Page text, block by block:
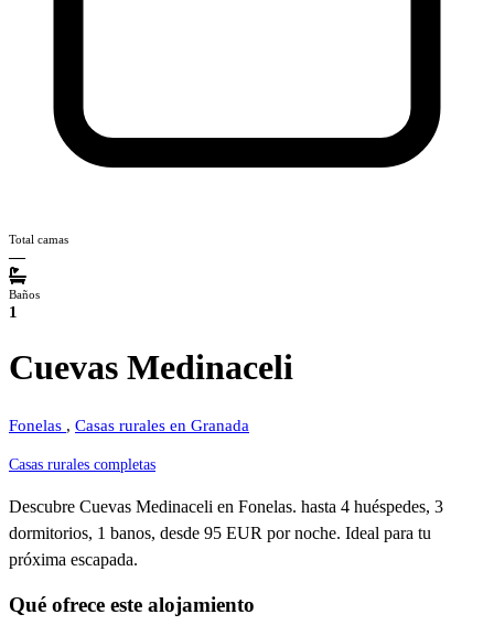
Total camas
—
Baños
1
Cuevas Medinaceli
Fonelas , Casas rurales en Granada
Casas rurales completas
Descubre Cuevas Medinaceli en Fonelas. hasta 4 huéspedes, 3
dormitorios, 1 banos, desde 95 EUR por noche. Ideal para tu
próxima escapada.
Qué ofrece este alojamiento